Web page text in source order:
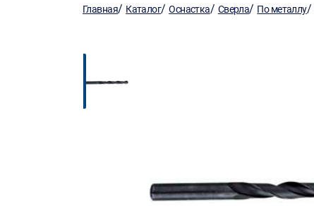
Главная/ Каталог/Оснастка/ Сверла/ По металлу/